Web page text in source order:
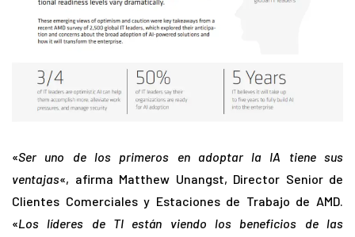
«Ser uno de los primeros en adoptar la IA tiene sus
ventajas«, afirma Matthew Unangst, Director Senior de
Clientes Comerciales y Estaciones de Trabajo de AMD.
«Los líderes de TI están viendo los beneficios de las